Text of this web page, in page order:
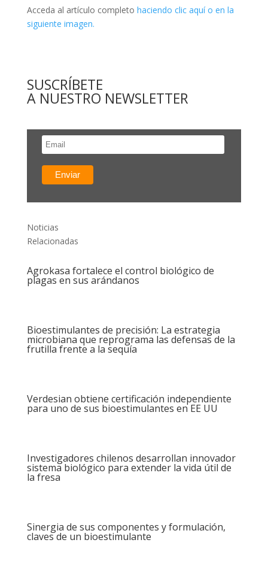
Acceda al artículo completo haciendo clic aquí o en la
siguiente imagen.
SUSCRÍBETE
A NUESTRO NEWSLETTER
Noticias
Relacionadas
Agrokasa fortalece el control biológico de
plagas en sus arándanos
Bioestimulantes de precisión: La estrategia
microbiana que reprograma las defensas de la
frutilla frente a la sequía
Verdesian obtiene certificación independiente
para uno de sus bioestimulantes en EE UU
Investigadores chilenos desarrollan innovador
sistema biológico para extender la vida útil de
la fresa
Sinergia de sus componentes y formulación,
claves de un bioestimulante